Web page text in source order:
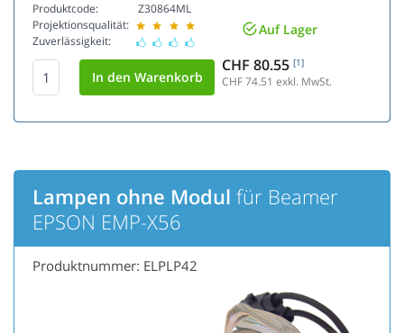
Produktcode:
Projektionsqualität:
Zuverlässigkeit:
Z30864ML
Auf Lager
CHF 80.55 [1]
CHF 74.51 exkl. MwSt.
Lampen ohne Modul für Beamer
EPSON EMP-X56
Produktnummer: ELPLP42